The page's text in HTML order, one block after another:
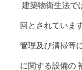
建築物衛生法では排水設備の清掃を６カ月毎に１
回とされていま
管理及び清掃等
に関する設備の